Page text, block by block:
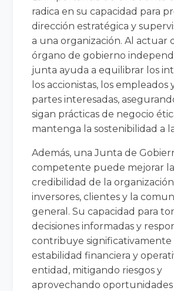
radica en su capacidad para
dirección estratégica y
a una organización. Al actuar
órgano de gobierno
junta ayuda a equilibrar los
los accionistas, los empleados
partes interesadas,
sigan prácticas de negocio
mantenga la sostenibilidad a
Además, una Junta de
competente puede mejorar la
credibilidad de la
inversores, clientes y la
general. Su capacidad para
decisiones informadas y
contribuye significativamente
estabilidad financiera y
entidad, mitigando riesgos y
aprovechando oportunidades